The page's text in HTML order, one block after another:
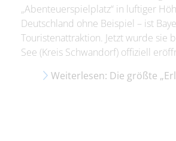
„Abenteuerspielplatz“ in luftiger
Deutschland ohne Beispiel – ist
Touristenattraktion. Jetzt wurde sie
See (Kreis Schwandorf) offiziell
Weiterlesen: Die größte